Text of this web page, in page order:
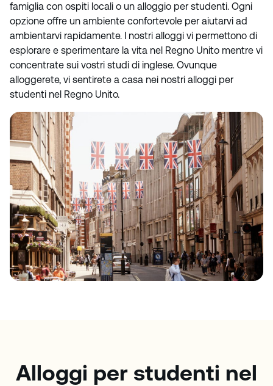
famiglia con ospiti locali o un alloggio per studenti. Ogni
opzione offre un ambiente confortevole per aiutarvi ad
ambientarvi rapidamente. I nostri alloggi vi permettono di
esplorare e sperimentare la vita nel Regno Unito mentre vi
concentrate sui vostri studi di inglese. Ovunque
alloggerete, vi sentirete a casa nei nostri alloggi per
studenti nel Regno Unito.
Alloggi per studenti nel